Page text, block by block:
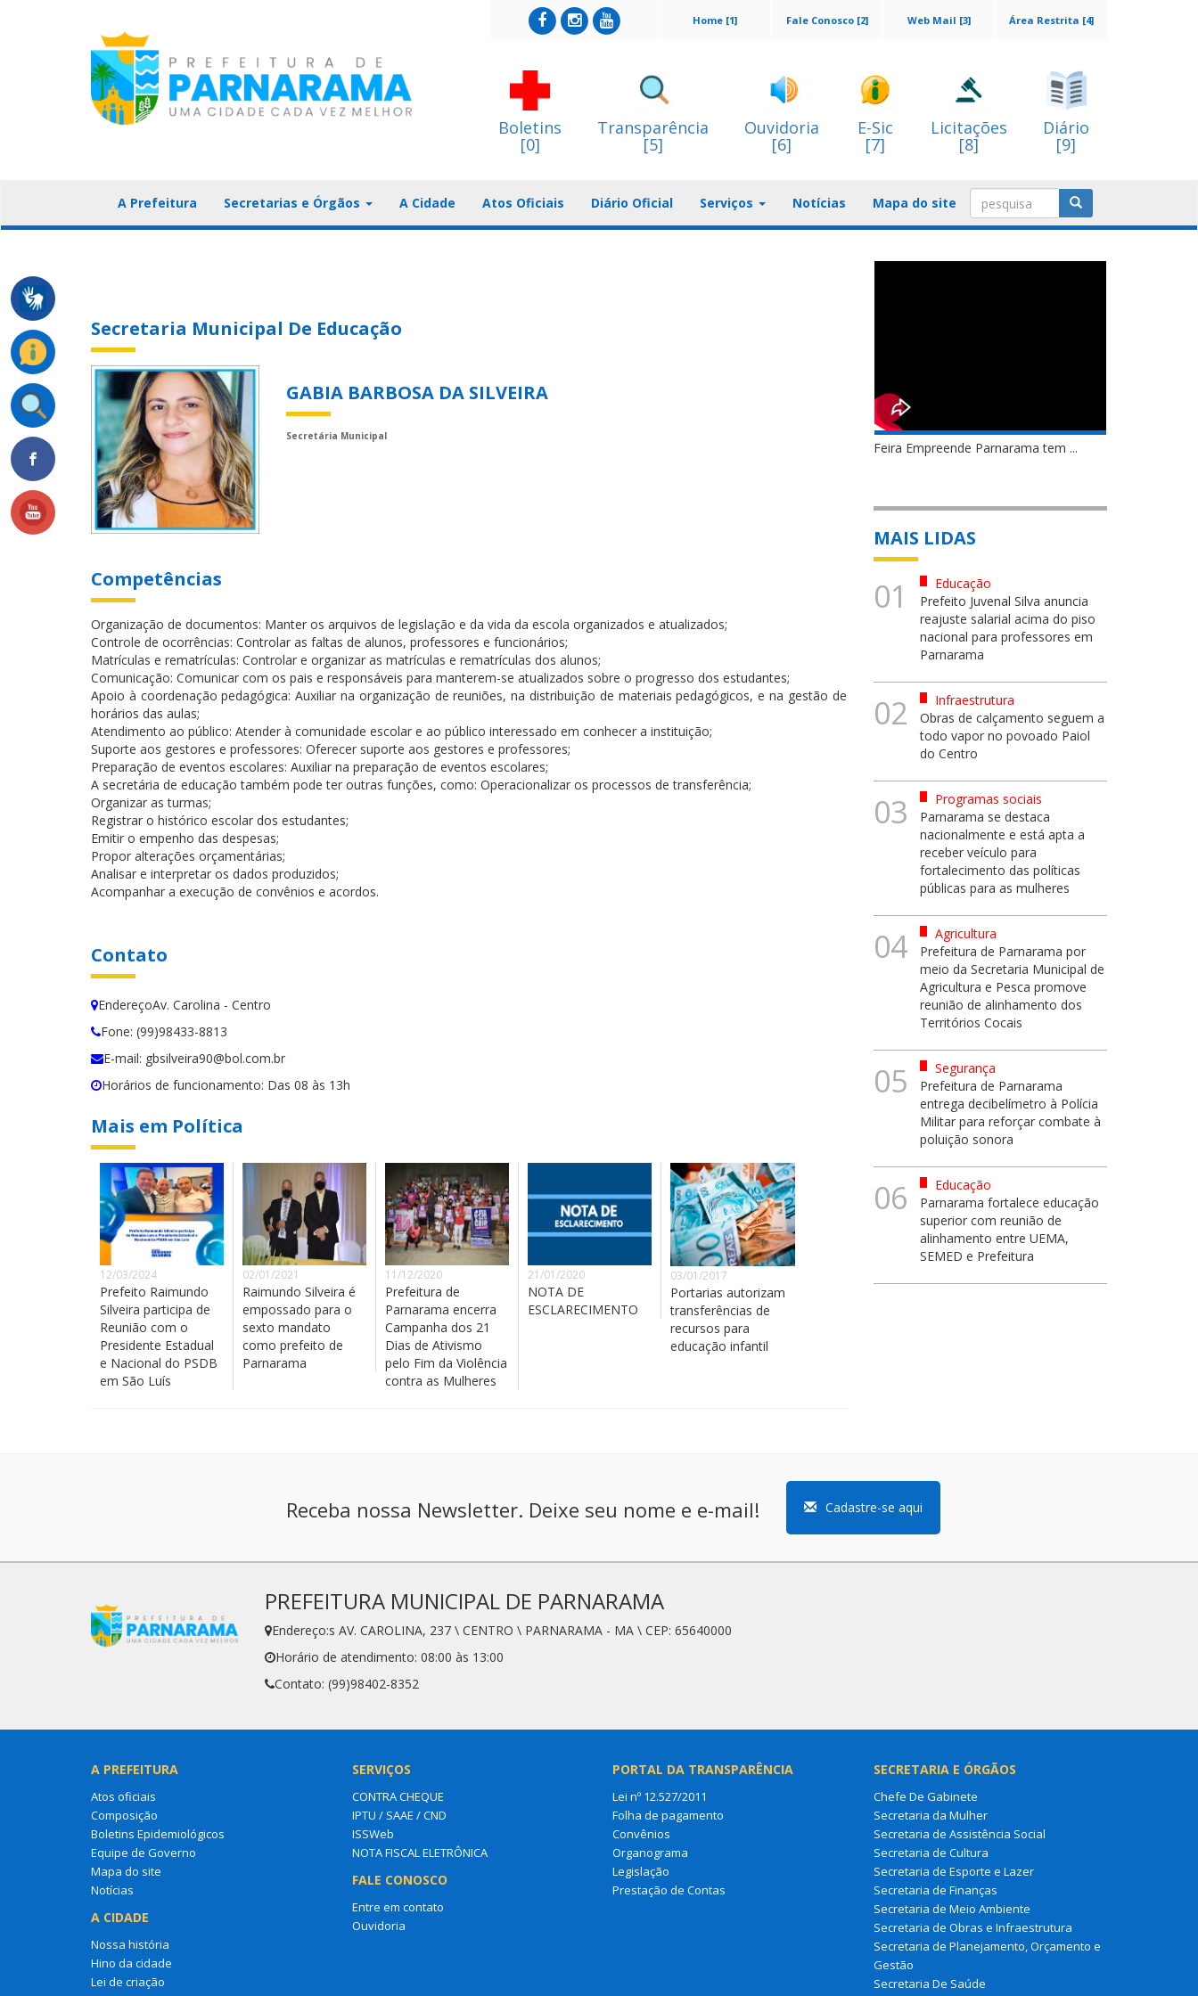
Área Restrita [4]
Web Mail [3]
Fale Conosco [2]
Home [1]
Boletins
[0]
Transparência
[5]
Ouvidoria
[6]
E-Sic
[7]
Licitações
[8]
Diário
[9]
A Prefeitura Secretarias e Órgãos A Cidade Atos Oficiais Diário Oficial Serviços Notícias Mapa do site
Secretaria Municipal De Educação
GABIA BARBOSA DA SILVEIRA
Secretária Municipal
Competências
Organização de documentos: Manter os arquivos de legislação e da vida da escola organizados e atualizados;
Controle de ocorrências: Controlar as faltas de alunos, professores e funcionários;
Matrículas e rematrículas: Controlar e organizar as matrículas e rematrículas dos alunos;
Comunicação: Comunicar com os pais e responsáveis para manterem-se atualizados sobre o progresso dos estudantes;
Apoio à coordenação pedagógica: Auxiliar na organização de reuniões, na distribuição de materiais pedagógicos, e na gestão de
horários das aulas;
Atendimento ao público: Atender à comunidade escolar e ao público interessado em conhecer a instituição;
Suporte aos gestores e professores: Oferecer suporte aos gestores e professores;
Preparação de eventos escolares: Auxiliar na preparação de eventos escolares;
A secretária de educação também pode ter outras funções, como: Operacionalizar os processos de transferência;
Organizar as turmas;
Registrar o histórico escolar dos estudantes;
Emitir o empenho das despesas;
Propor alterações orçamentárias;
Analisar e interpretar os dados produzidos;
Acompanhar a execução de convênios e acordos.
Contato
EndereçoAv. Carolina - Centro
Fone: (99)98433-8813
E-mail: gbsilveira90@bol.com.br
Horários de funcionamento: Das 08 às 13h
Mais em Política
12/03/2024
Prefeito Raimundo
Silveira participa de
Reunião com o
Presidente Estadual
e Nacional do PSDB
em São Luís
02/01/2021
Raimundo Silveira é
empossado para o
sexto mandato
como prefeito de
Parnarama
11/12/2020
Prefeitura de
Parnarama encerra
Campanha dos 21
Dias de Ativismo
pelo Fim da Violência
contra as Mulheres
21/01/2020
NOTA DE
ESCLARECIMENTO
03/01/2017
Portarias autorizam
transferências de
recursos para
educação infantil
Feira Empreende Parnarama tem ...
MAIS LIDAS
01
Educação
Prefeito Juvenal Silva anuncia
reajuste salarial acima do piso
nacional para professores em
Parnarama
02
Infraestrutura
Obras de calçamento seguem a
todo vapor no povoado Paiol
do Centro
03
Programas sociais
Parnarama se destaca
nacionalmente e está apta a
receber veículo para
fortalecimento das políticas
públicas para as mulheres
04
Agricultura
Prefeitura de Parnarama por
meio da Secretaria Municipal de
Agricultura e Pesca promove
reunião de alinhamento dos
Territórios Cocais
05
Segurança
Prefeitura de Parnarama
entrega decibelímetro à Polícia
Militar para reforçar combate à
poluição sonora
06
Educação
Parnarama fortalece educação
superior com reunião de
alinhamento entre UEMA,
SEMED e Prefeitura
Receba nossa Newsletter. Deixe seu nome e e-mail! Cadastre-se aqui
PREFEITURA MUNICIPAL DE PARNARAMA
Endereço:s AV. CAROLINA, 237 \ CENTRO \ PARNARAMA - MA \ CEP: 65640000
Horário de atendimento: 08:00 às 13:00
Contato: (99)98402-8352
A PREFEITURA
Atos oficiais
Composição
Boletins Epidemiológicos
Equipe de Governo
Mapa do site
Notícias
A CIDADE
Nossa história
Hino da cidade
Lei de criação
SERVIÇOS
CONTRA CHEQUE
IPTU / SAAE / CND
ISSWeb
NOTA FISCAL ELETRÔNICA
FALE CONOSCO
Entre em contato
Ouvidoria
PORTAL DA TRANSPARÊNCIA
Lei nº 12.527/2011
Folha de pagamento
Convênios
Organograma
Legislação
Prestação de Contas
SECRETARIA E ÓRGÃOS
Chefe De Gabinete
Secretaria da Mulher
Secretaria de Assistência Social
Secretaria de Cultura
Secretaria de Esporte e Lazer
Secretaria de Finanças
Secretaria de Meio Ambiente
Secretaria de Obras e Infraestrutura
Secretaria de Planejamento, Orçamento e
Gestão
Secretaria De Saúde